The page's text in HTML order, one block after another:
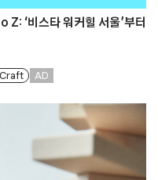
‘비스타 워커힐 서울’부터
AD